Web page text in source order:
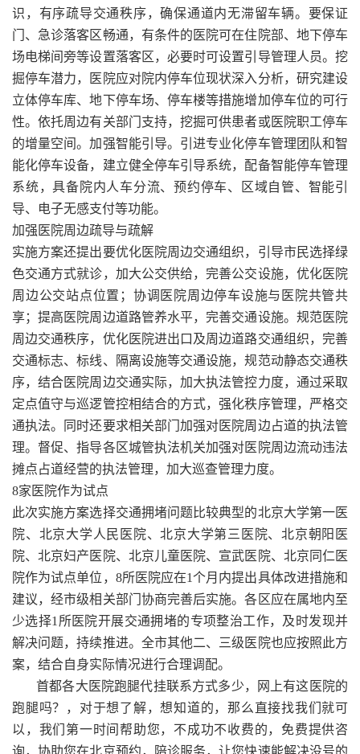
识，有序疏导交通秩序，确保通道内无滞留车辆。要保证
门、急诊落客区畅通，有条件的医院可在住院部、地下停车
场电梯间旁等设置落客区，必要时可设置引导管理人员。挖
掘停车潜力，医院应对院内停车位现状深入分析，研究建设
立体停车库、地下停车场、停车楼等措施增加停车位的可行
性。依托周边有关部门支持，挖掘可供患者或医院职工停车
的增量空间。加强智能引导。引进专业化停车管理团队和智
能化停车设备，建立健全停车引导系统，配备智能停车管理
系统，具备院内人车分流、预约停车、区域自管、智能引
导、电子无感支付等功能。
加强医院周边疏导与疏解
实施方案还提出要优化医院周边交通组织，引导市民选择绿
色交通方式就诊，加大公交供给，完善公交设施，优化医院
周边公交站点位置；协调医院周边停车设施与医院共管共
享；提高医院周边道路管养水平，完善交通设施。规范医院
周边交通秩序，优化医院进出口及周边道路交通组织，完善
交通标志、标线、隔离设施等交通设施，规范动静态交通秩
序，结合医院周边交通实际，加大执法管控力度，通过采取
定点值守与巡逻管控相结合的方式，强化秩序管理，严格交
通执法。同时还要求相关部门加强对医院周边占道的执法管
理。督促、指导各区城管执法机关加强对医院周边流动违法
摊点占道经营的执法管理，加大巡查管理力度。
8家医院作为试点
此次实施方案选择交通拥堵问题比较典型的北京大学第一医
院、北京大学人民医院、北京大学第三医院、北京朝阳医
院、北京妇产医院、北京儿童医院、宣武医院、北京同仁医
院作为试点单位，8所医院应在1个月内提出具体改进措施和
建议，经市级相关部门协商完善后实施。各区应在属地内至
少选择1所医院开展交通拥堵的专项整治工作，及时发现并
解决问题，持续推进。全市其他二、三级医院也应按照此方
案，结合自身实际情况进行合理调配。
首都各大医院跑腿代挂联系方式多少，网上有这医院的
跑腿吗？，对于想了解，想知道的，那么直接找我们就可
以，我们第一时间帮助您，不成功不收费的，免费提供咨